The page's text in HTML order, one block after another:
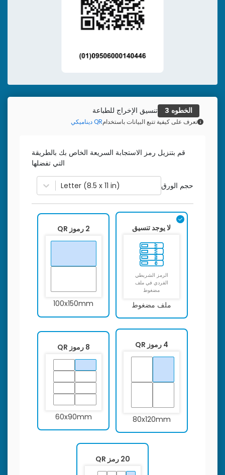
الخطوه 3 تنسيق الإخراج للطباعة
تعرف على كيفية تتبع البيانات باستخدامQR ديناميكي
قم بتنزيل رمز الاستجابة السريعة الخاص بك بالطريقة
التي تفضلها
حجم الورق Letter (8.5 x 11 in)
لا يوجد تنسيق
الرمز الشريطي
الفردي في ملف
مضغوط
ملف مضغوط
2 رموز QR
100x150mm
4 رموز QR
80x120mm
8 رموز QR
60x90mm
20 رمز QR